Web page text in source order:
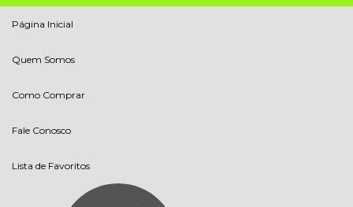
Página Inicial
Quem Somos
Como Comprar
Fale Conosco
Lista de Favoritos